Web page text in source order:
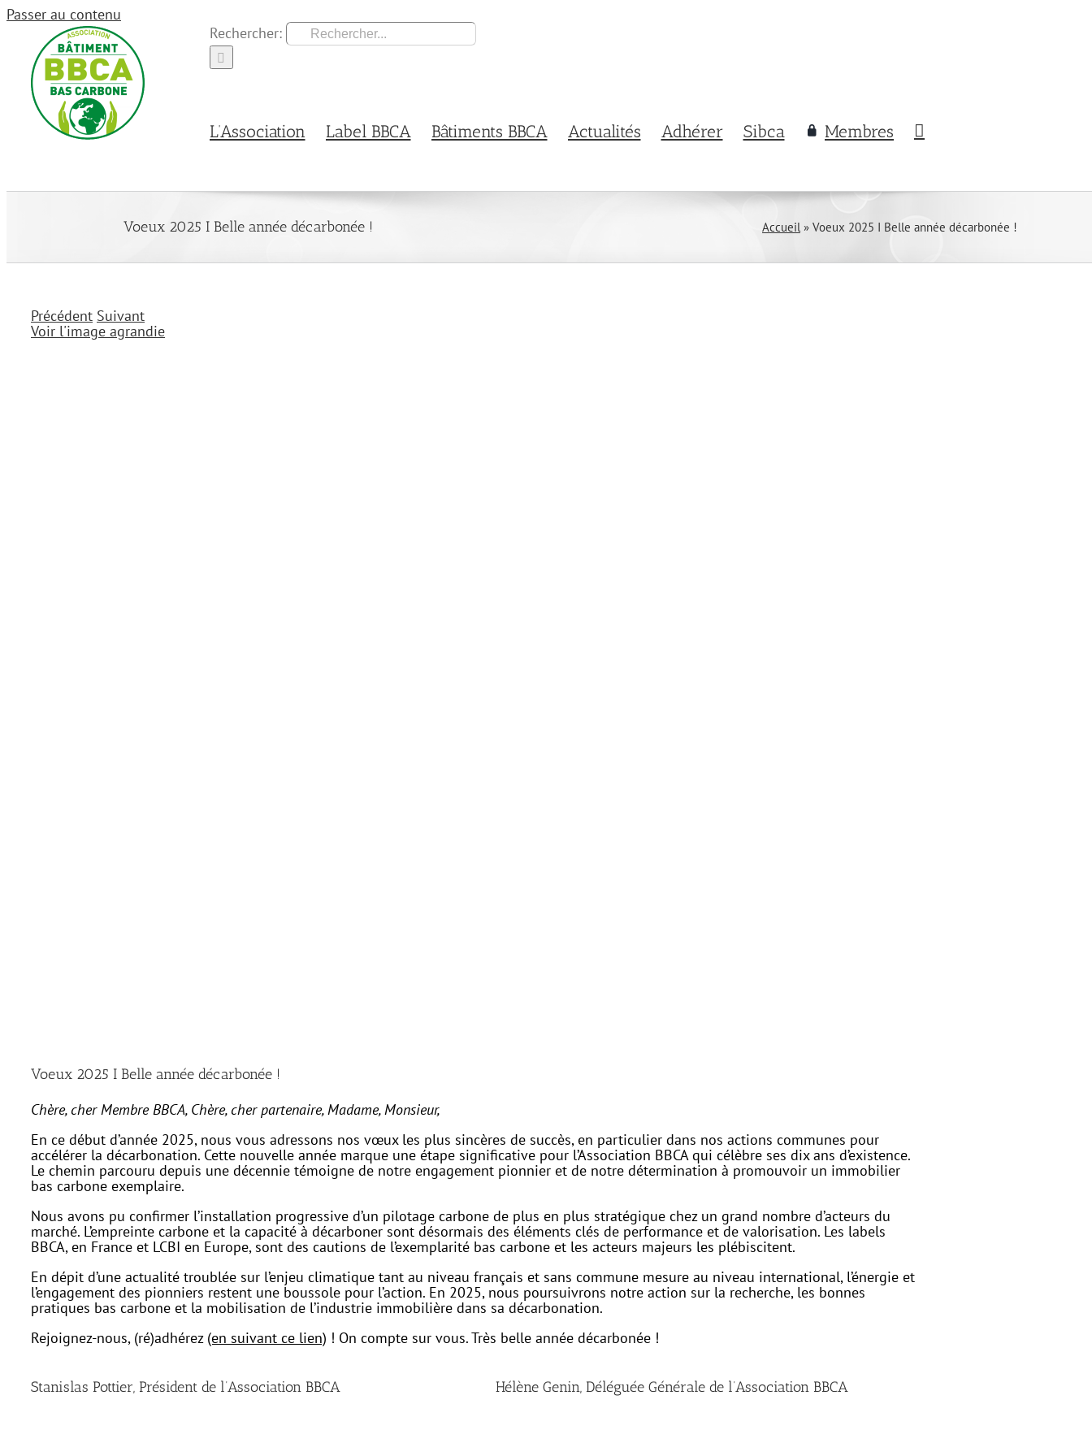
Passer au contenu
Rechercher:
L’Association Label BBCA Bâtiments BBCA Actualités Adhérer Sibca Membres
Voeux 2025 I Belle année décarbonée ! Accueil » Voeux 2025 I Belle année décarbonée !
Précédent Suivant
Voir l'image agrandie
Voeux 2025 I Belle année décarbonée !
Chère, cher Membre BBCA, Chère, cher partenaire,Madame, Monsieur,
En ce début d’année 2025, nous vous adressons nos vœux les plus sincères de succès, en particulier dans nos actions communes pour
accélérer la décarbonation. Cette nouvelle année marque une étape significative pour l’Association BBCA qui célèbre ses dix ans d’existence.
Le chemin parcouru depuis une décennie témoigne de notre engagement pionnier et de notre détermination à promouvoir un immobilier
bas carbone exemplaire.
Nous avons pu confirmer l’installation progressive d’un pilotage carbone de plus en plus stratégique chez un grand nombre d’acteurs du
marché. L’empreinte carbone et la capacité à décarboner sont désormais des éléments clés de performance et de valorisation. Les labels
BBCA, en France et LCBI en Europe, sont des cautions de l’exemplarité bas carbone et les acteurs majeurs les plébiscitent.
En dépit d’une actualité troublée sur l’enjeu climatique tant au niveau français et sans commune mesure au niveau international, l’énergie et
l’engagement des pionniers restent une boussole pour l’action. En 2025, nous poursuivrons notre action sur la recherche, les bonnes
pratiques bas carbone et la mobilisation de l’industrie immobilière dans sa décarbonation.
Rejoignez-nous, (ré)adhérez (en suivant ce lien) ! On compte sur vous. Très belle année décarbonée !
Stanislas Pottier, Président de l’Association BBCA Hélène Genin, Déléguée Générale de l’Association BBCA